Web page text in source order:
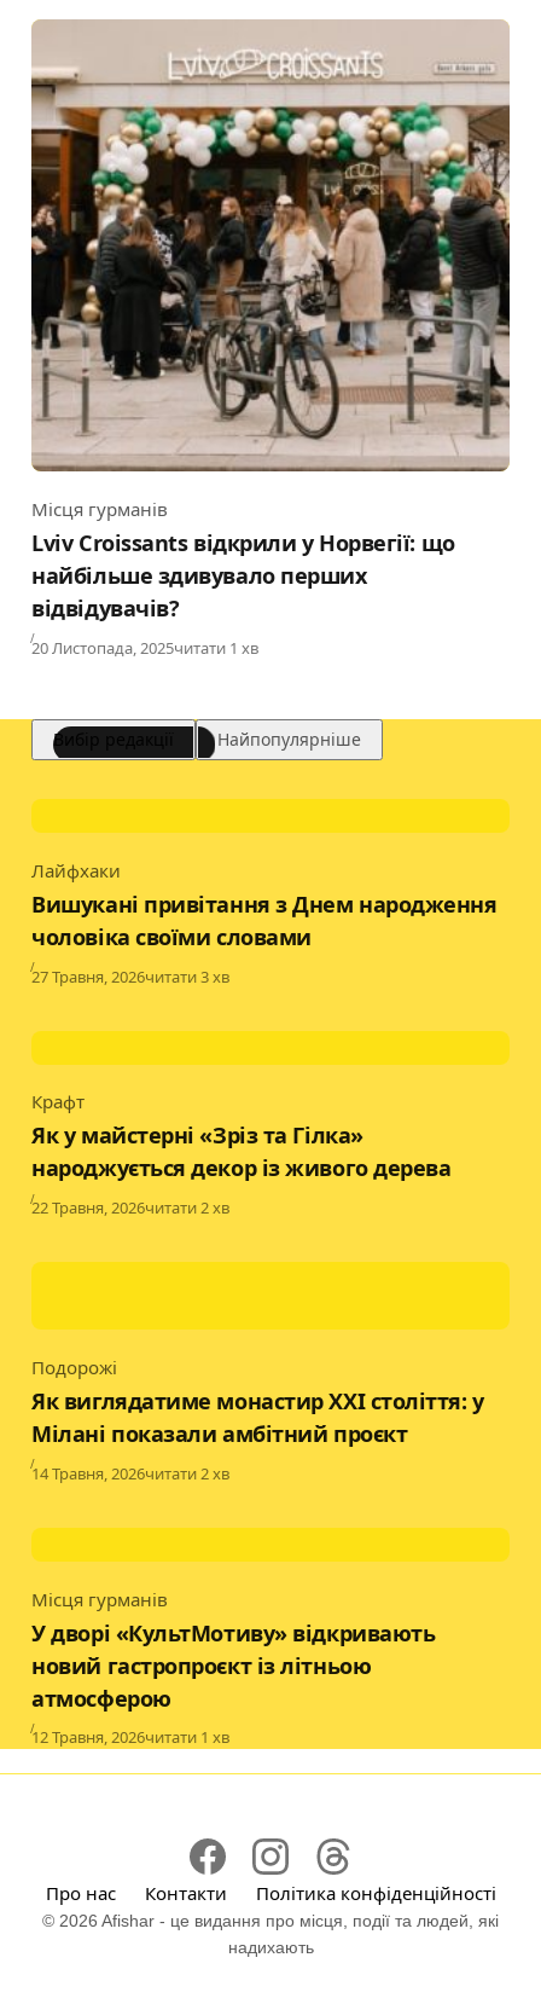
Category
Місця гурманів
Lviv Croissants відкрили у Норвегії: що
найбільше здивувало перших
відвідувачів?
Published
20 Листопада, 2025читати 1 хв
Вибір редакції Найпопулярніше
Category
Лайфхаки
Вишукані привітання з Днем народження
чоловіка своїми словами
Published
27 Травня, 2026читати 3 хв
Category
Крафт
Як у майстерні «Зріз та Гілка»
народжується декор із живого дерева
Published
22 Травня, 2026читати 2 хв
Category
Подорожі
Як виглядатиме монастир XXI століття: у
Мілані показали амбітний проєкт
Published
14 Травня, 2026читати 2 хв
Category
Місця гурманів
У дворі «КультМотиву» відкривають
новий гастропроєкт із літньою
атмосферою
Published
12 Травня, 2026читати 1 хв
Про нас Контакти Політика конфіденційності
© 2026 Afishar - це видання про місця, події та людей, які
надихають